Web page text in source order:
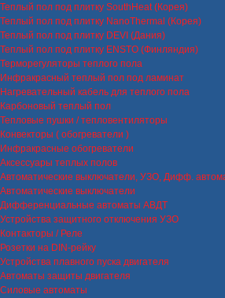
Теплый пол под плитку SouthHeat (Корея)
Теплый пол под плитку NanoThermal (Корея)
Теплый пол под плитку DEVI (Дания)
Теплый пол под плитку ENSTO (Финляндия)
Терморегуляторы теплого пола
Инфракрасный теплый пол под ламинат
Нагревательный кабель для теплого пола
Карбоновый теплый пол
Тепловые пушки / тепловентиляторы
Конвекторы ( обогреватели )
Инфракрасные обогреватели
Аксессуары теплых полов
Автоматические выключатели, УЗО, Дифф.
Автоматические выключатели
Дифференциальные автоматы АВДТ
Устройства защитного отключения УЗО
Контакторы / Реле
Розетки на DIN-рейку
Устройства плавного пуска двигателя
Автоматы защиты двигателя
Силовые автоматы